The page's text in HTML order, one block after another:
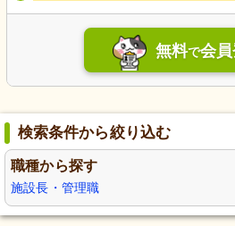
無料で会
検索条件から絞り込む
職種から探す
施設長・管理職